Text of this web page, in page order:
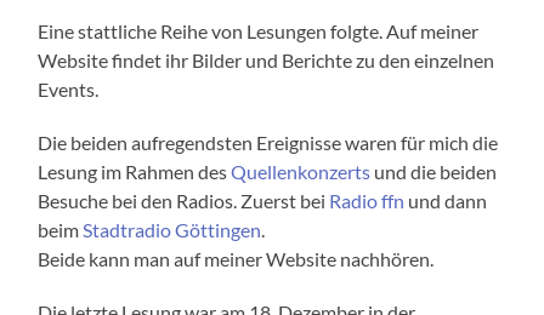
Eine stattliche Reihe von Lesungen folgte. Auf meiner
Website findet ihr Bilder und Berichte zu den einzelnen
Events.
Die beiden aufregendsten Ereignisse waren für mich die
Lesung im Rahmen desQuellenkonzerts und die beiden
Besuche bei den Radios. Zuerst bei Radio ffn und dann
beim Stadtradio Göttingen
Beide kann man auf meiner Website nachhören.